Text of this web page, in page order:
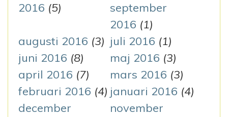
2016 (5)
september
2016 (1)
augusti 2016 (3) juli 2016 (1)
juni 2016 (8) maj 2016 (3)
april 2016 (7) mars 2016 (3)
februari 2016 (4) januari 2016 (4)
december
november